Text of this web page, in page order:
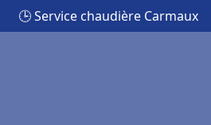
🕒 Service chaudière Carmaux